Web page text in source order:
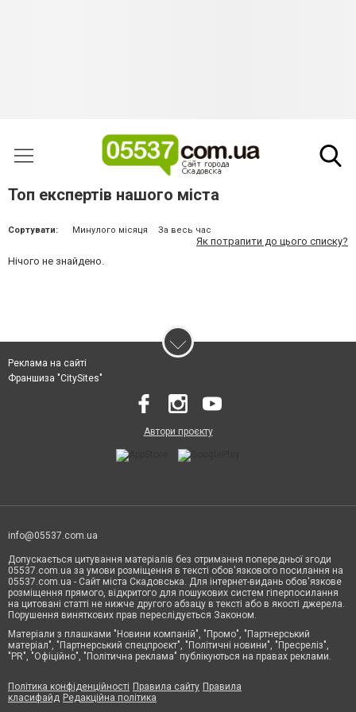
Топ експертів нашого міста
Сортувати: Минулого місяця За весь час
Як потрапити до цього списку?
Нічого не знайдено.
Реклама на сайті
Франшиза "CitySites"
Автори проєкту
info@05537.com.ua
Допускається цитування матеріалів без отримання попередньої згоди
05537.com.ua за умови розміщення в тексті обов'язкового посилання на
05537.com.ua - Сайт міста Скадовська. Для інтернет-видань обов'язкове
розміщення прямого, відкритого для пошукових систем гіперпосилання
на цитовані статті не нижче другого абзацу в тексті або в якості джерела.
Порушення виняткових прав переслідується Законом.
Матеріали з плашками "Новини компаній", "Промо", "Партнерський
матеріал", "Партнерський спецпроєкт", "Політичні новини", "Пресреліз",
"PR", "Офіційно", "Політична реклама" публікуються на правах реклами.
Політика конфіденційності Правила сайту Правила
класифайд Редакційна політика